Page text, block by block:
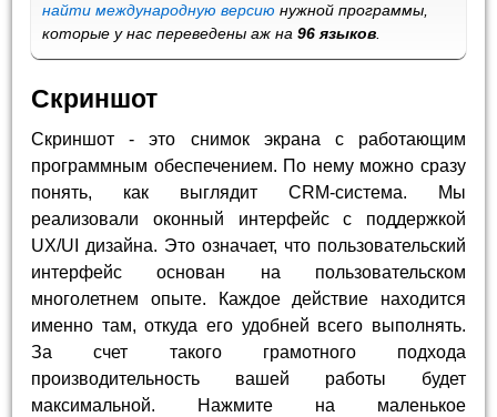
найти международную версию нужной программы,
которые у нас переведены аж на96 языков
Скриншот
Скриншот - это снимок экрана с работающим
программным обеспечением. По нему можно сразу
понять, как выглядит CRM-система. Мы
реализовали оконный интерфейс с поддержкой
UX/UI дизайна. Это означает, что пользовательский
интерфейс основан на пользовательском
многолетнем опыте. Каждое действие находится
именно там, откуда его удобней всего выполнять.
За счет такого грамотного подхода
производительность вашей работы будет
максимальной. Нажмите на маленькое